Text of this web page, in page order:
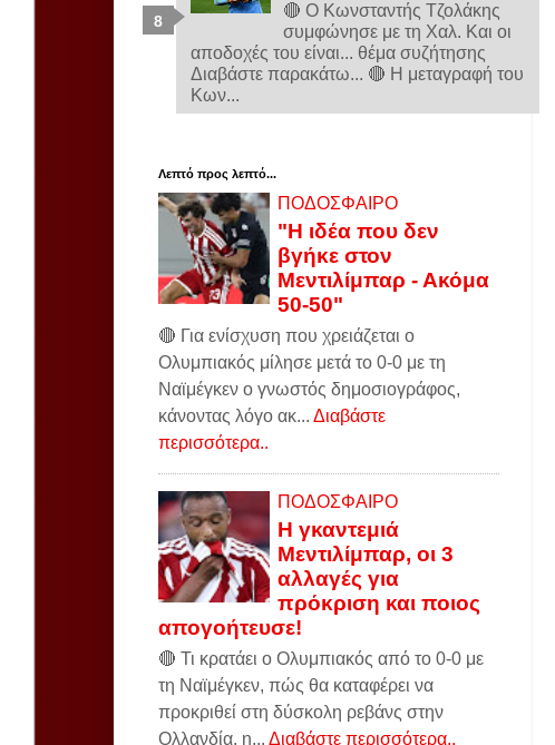
🔴 Ο Κωνσταντής Τζολάκης
συμφώνησε με τη Χαλ. Και οι
αποδοχές του είναι... θέμα συζήτησης
Διαβάστε παρακάτω... 🔴 Η μεταγραφή του
Κων...
Λεπτό προς λεπτό...
ΠΟΔΟΣΦΑΙΡΟ
"Η ιδέα που δεν
βγήκε στον
Μεντιλίμπαρ - Ακόμα
50-50"
🔴 Για ενίσχυση που χρειάζεται ο
Ολυμπιακός μίλησε μετά το 0-0 με τη
Ναϊμέγκεν ο γνωστός δημοσιογράφος,
κάνοντας λόγο ακ... Διαβάστε
περισσότερα..
ΠΟΔΟΣΦΑΙΡΟ
Η γκαντεμιά
Μεντιλίμπαρ, οι 3
αλλαγές για
πρόκριση και ποιος
απογοήτευσε!
🔴 Τι κρατάει ο Ολυμπιακός από το 0-0 με
τη Ναϊμέγκεν, πώς θα καταφέρει να
προκριθεί στη δύσκολη ρεβάνς στην
Ολλανδία, η... Διαβάστε περισσότερα..